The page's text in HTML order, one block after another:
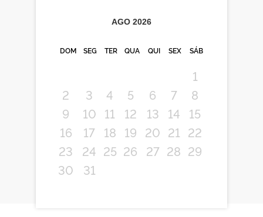
AGO 2026
DOM SEG TER QUA QUI SEX SÁB
1
2
3 4 5 6 7
8
9
10 11 12 13 14
15
16
17 18 19 20 21
22
23
24 25 26 27 28 29
30
31